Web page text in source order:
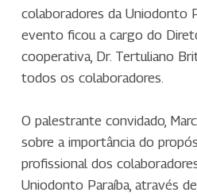
colaboradores da Uniodonto
evento ficou a cargo do
cooperativa, Dr. Tertuliano
todos os colaboradores.
O palestrante convidado,
sobre a importância do
profissional dos
Uniodonto Paraíba, através